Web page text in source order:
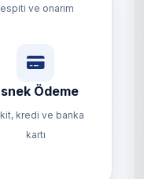
ve onarım
Ödeme
kredi ve banka
kartı